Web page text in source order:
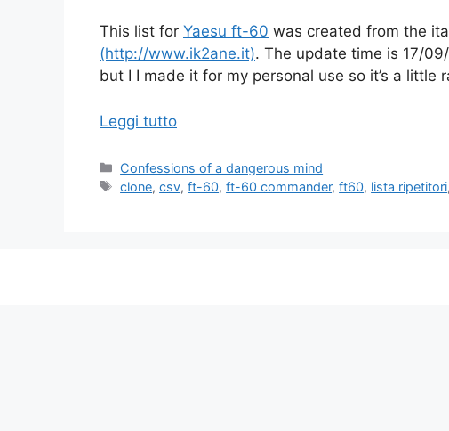
This list for Yaesu ft-60 was created from the
(http://www.ik2ane.it). The update time is 17/
but I I made it for my personal use so it’s a little
Leggi tutto
Categorie
Confessions of a dangerous mind
Tag
clone,csv,ft-60,ft-60 commander,ft60, lista ripetitori,